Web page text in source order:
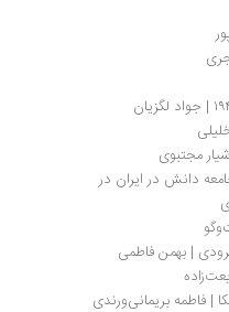
درآمدی بر سرمشق توسعه اقتصاد و جامعه دانش در ایران در
بهمن فاطمی
بریمانی‌ورندی